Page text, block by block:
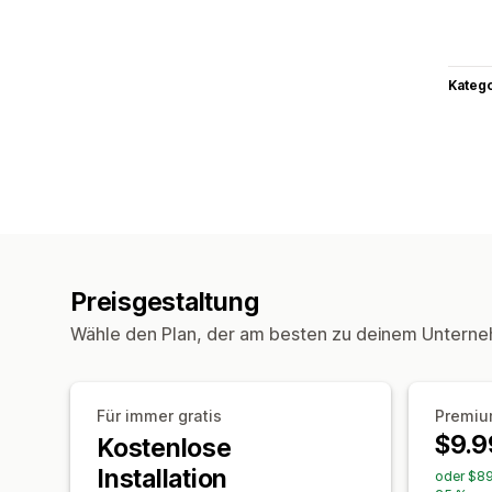
Preisgestaltung
Wähle den Plan, der am besten zu deinem
Für immer gratis
Kostenlose
Installation
oder